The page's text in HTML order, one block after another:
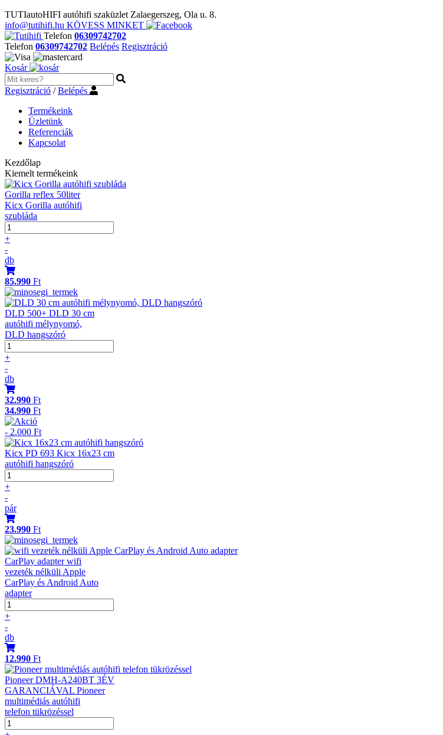
TUTIautoHIFI autóhifi szaküzlet Zalaegerszeg, Ola u. 8.
info@tutihifi.hu KÖVESS MINKET
Telefon 06309742702
Telefon 06309742702 Belépés Regisztráció
Kosár
Regisztráció /Belépés
Termékeink
Üzletünk
Referenciák
Kapcsolat
Kezdőlap
Kiemelt termékeink
Gorilla reflex 50liter
Kicx Gorilla autóhifi
szubláda
+
-
db
85.990 Ft
DLD 500+ DLD 30 cm
autóhifi mélynyomó,
DLD hangszóró
+
-
db
32.990 Ft
34.990 Ft
- 2.000 Ft
Kicx PD 693 Kicx 16x23 cm
autóhifi hangszóró
+
-
pár
23.990 Ft
CarPlay adapter wifi
vezeték nélküli Apple
CarPlay és Android Auto
adapter
+
-
db
12.990 Ft
Pioneer DMH-A240BT 3ÉV
GARANCIÁVAL Pioneer
multimédiás autóhifi
telefon tükrözéssel